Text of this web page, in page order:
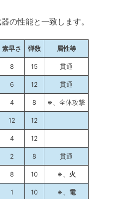
の性能と一致します。
素早さ 弾数 属性等
8 15 貫通
6 12 貫通
4 8 ※、全体攻撃
12 12
4 12
2 8 貫通
8 10 ※、 火
1 10 ※、 電